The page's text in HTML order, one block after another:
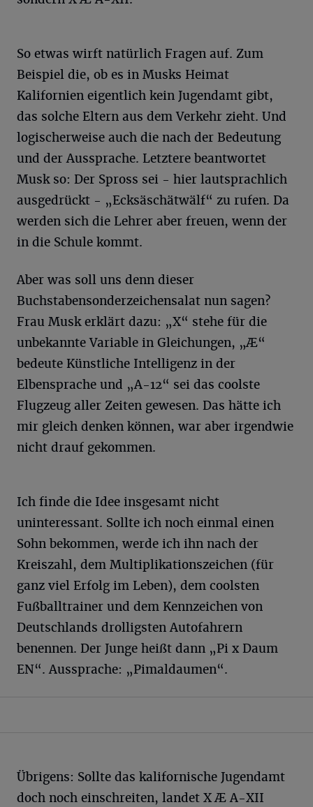
So etwas wirft natürlich Fragen auf. Zum
Beispiel die, ob es in Musks Heimat
Kalifornien eigentlich kein Jugendamt gibt,
das solche Eltern aus dem Verkehr zieht. Und
logischerweise auch die nach der Bedeutung
und der Aussprache. Letztere beantwortet
Musk so: Der Spross sei - hier lautsprachlich
ausgedrückt - „Ecksäschätwälf“ zu rufen. Da
werden sich die Lehrer aber freuen, wenn der
in die Schule kommt.
Aber was soll uns denn dieser
Buchstabensonderzeichensalat nun sagen?
Frau Musk erklärt dazu: „X“ stehe für die
unbekannte Variable in Gleichungen, „Æ“
bedeute Künstliche Intelligenz in der
Elbensprache und „A-12“ sei das coolste
Flugzeug aller Zeiten gewesen. Das hätte ich
mir gleich denken können, war aber irgendwie
nicht drauf gekommen.
Ich finde die Idee insgesamt nicht
uninteressant. Sollte ich noch einmal einen
Sohn bekommen, werde ich ihn nach der
Kreiszahl, dem Multiplikationszeichen (für
ganz viel Erfolg im Leben), dem coolsten
Fußballtrainer und dem Kennzeichen von
Deutschlands drolligsten Autofahrern
benennen. Der Junge heißt dann „Pi x Daum
EN“. Aussprache: „Pimaldaumen“.
Übrigens: Sollte das kalifornische Jugendamt
doch noch einschreiten, landet X Æ A-XII